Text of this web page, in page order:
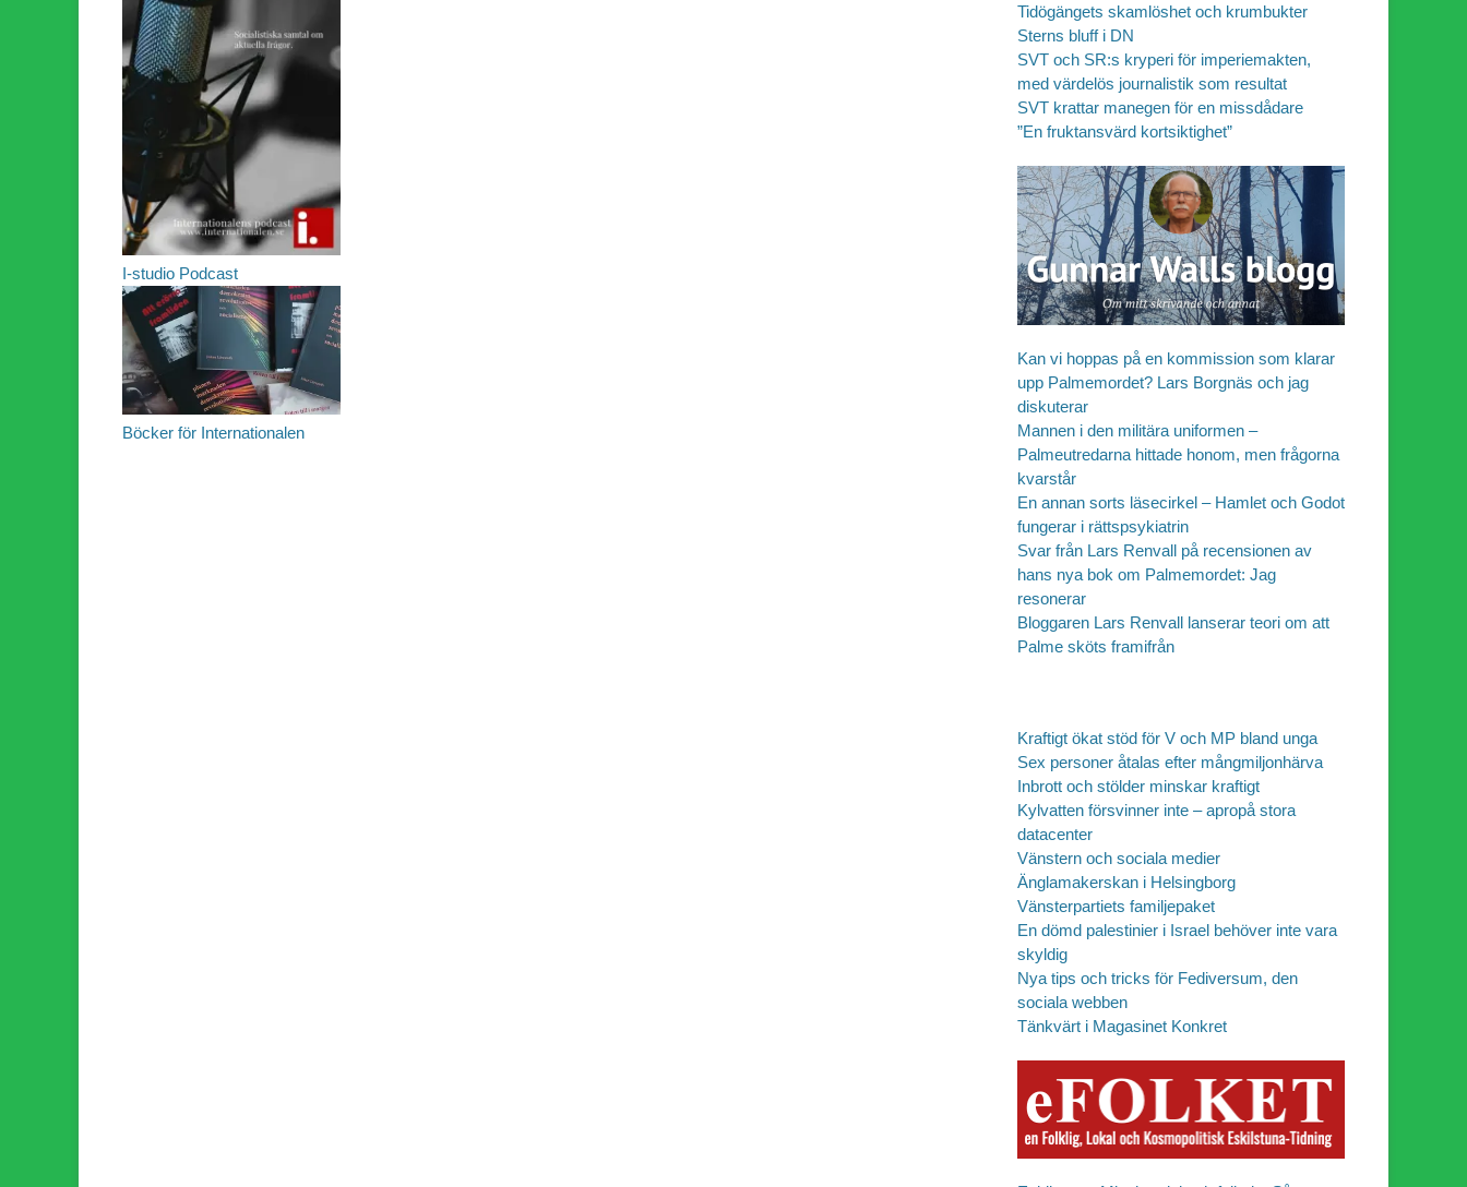
Tidögängets skamlöshet och krumbukter
Sterns bluff i DN
SVT och SR:s kryperi för imperiemakten,
med värdelös journalistik som resultat
SVT krattar manegen för en missdådare
”En fruktansvärd kortsiktighet”
Kan vi hoppas på en kommission som klarar
upp Palmemordet? Lars Borgnäs och jag
diskuterar
Mannen i den militära uniformen –
Palmeutredarna hittade honom, men frågorna
kvarstår
En annan sorts läsecirkel – Hamlet och Godot
fungerar i rättspsykiatrin
Svar från Lars Renvall på recensionen av
hans nya bok om Palmemordet: Jag
resonerar
Bloggaren Lars Renvall lanserar teori om att
Palme sköts framifrån
Kraftigt ökat stöd för V och MP bland unga
Sex personer åtalas efter mångmiljonhärva
Inbrott och stölder minskar kraftigt
Kylvatten försvinner inte – apropå stora
datacenter
Vänstern och sociala medier
Änglamakerskan i Helsingborg
Vänsterpartiets familjepaket
En dömd palestinier i Israel behöver inte vara
skyldig
Nya tips och tricks för Fediversum, den
sociala webben
Tänkvärt i Magasinet Konkret
I-studio Podcast
Böcker för Internationalen